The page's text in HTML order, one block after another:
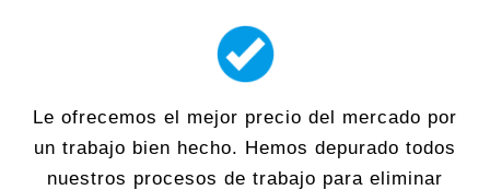
Le ofrecemos el mejor precio del mercado por
un trabajo bien hecho. Hemos depurado todos
nuestros procesos de trabajo para eliminar